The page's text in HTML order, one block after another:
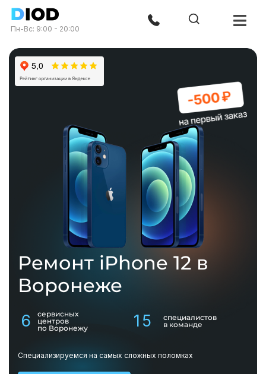
Пн-Вс: 9:00 - 20:00
Ремонт iPhone 12 в
Воронеже
6
сервисных
центров
по Воронежу
15
специалистов
в команде
Специализируемся на самых сложных поломках